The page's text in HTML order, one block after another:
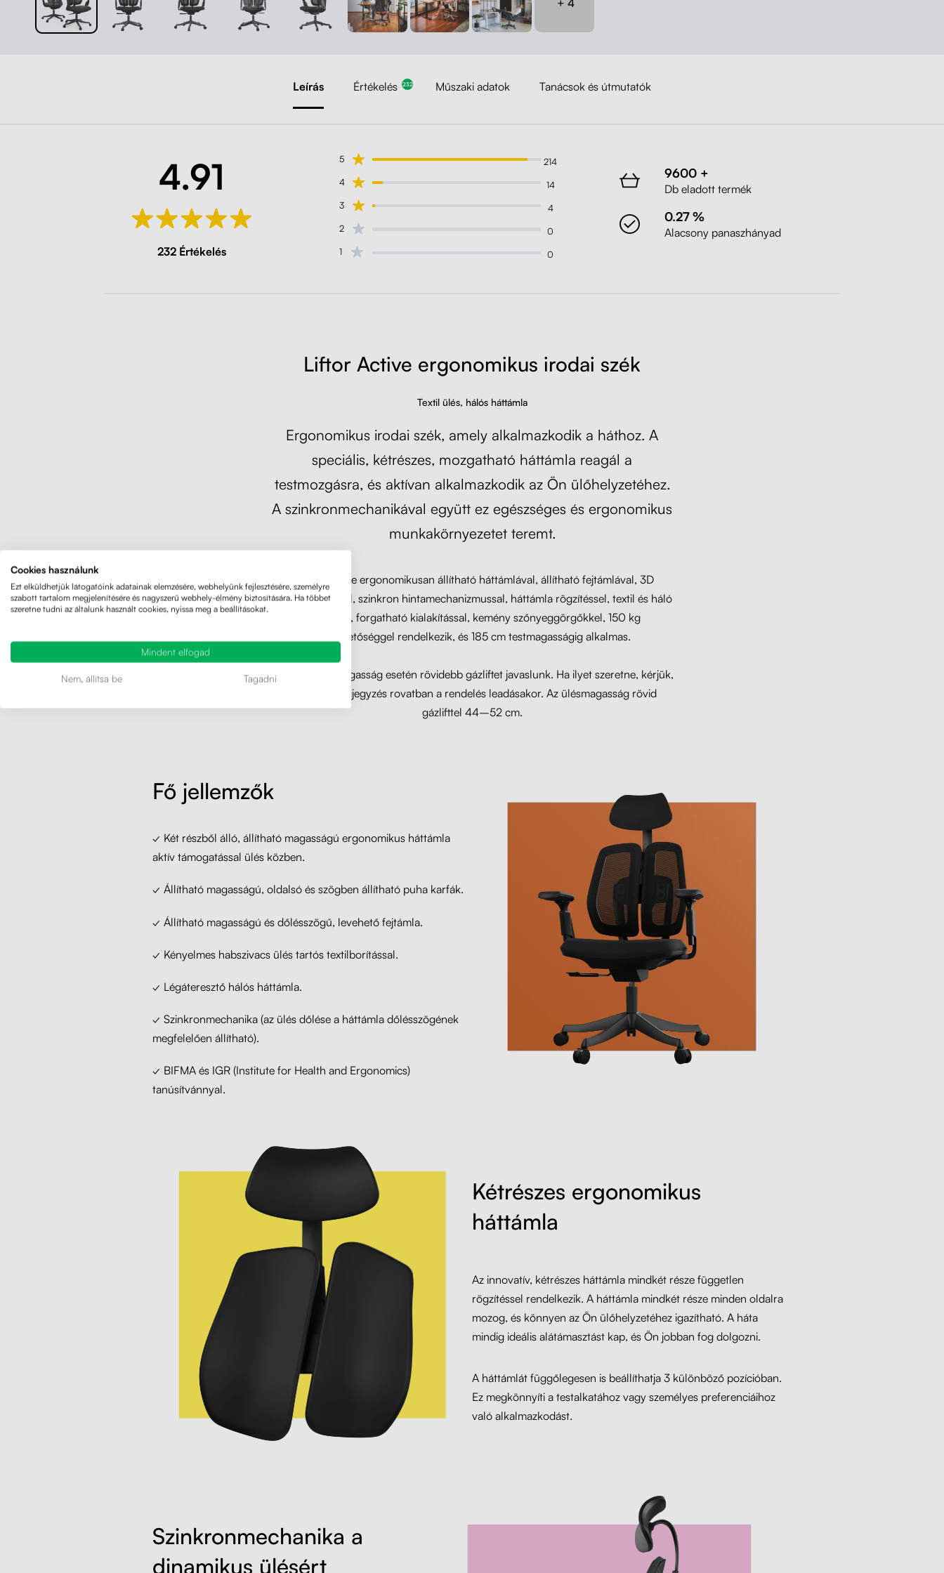
Leírás Értékelés 232 Műszaki adatok Tanácsok és útmutatók
4.91
232 Értékelés
5
214
4
14
3
4
2
0
1
0
9600 +
Db eladott termék
0.27 %
Alacsony panaszhányad
Liftor Active ergonomikus irodai szék
Textil ülés, hálós háttámla
Ergonomikus irodai szék, amely alkalmazkodik a háthoz. A
speciális, kétrészes, mozgatható háttámla reagál a
testmozgásra, és aktívan alkalmazkodik az Ön ülőhelyzetéhez.
A szinkronmechanikával együtt ez egészséges és ergonomikus
munkakörnyezetet teremt.
A Liftor Active ergonomikusan állítható háttámlával, állítható fejtámlával, 3D
állítható karfával, szinkron hintamechanizmussal, háttámla rögzítéssel, textil és háló
borítással, forgatható kialakítással, kemény szőnyeggörgőkkel, 150 kg
terhelhetőséggel rendelkezik, és 185 cm testmagasságig alkalmas.
170 cm alatti magasság esetén rövidebb gázliftet javaslunk. Ha ilyet szeretne, kérjük,
jelezze a megjegyzés rovatban a rendelés leadásakor. Az ülésmagasság rövid
gázlifttel 44–52 cm.
Fő jellemzők
✓ Két részből álló, állítható magasságú ergonomikus háttámla
aktív támogatással ülés közben.
✓ Állítható magasságú, oldalsó és szögben állítható puha karfák.
✓ Állítható magasságú és dőlésszögű, levehető fejtámla.
✓ Kényelmes habszivacs ülés tartós textilborítással.
✓ Légáteresztő hálós háttámla.
✓ Szinkronmechanika (az ülés dőlése a háttámla dőlésszögének
megfelelően állítható).
✓ BIFMA és IGR (Institute for Health and Ergonomics)
tanúsítvánnyal.
Kétrészes ergonomikus
háttámla
Az innovatív, kétrészes háttámla mindkét része független
rögzítéssel rendelkezik. A háttámla mindkét része minden oldalra
mozog, és könnyen az Ön ülőhelyzetéhez igazítható. A háta
mindig ideális alátámasztást kap, és Ön jobban fog dolgozni.
A háttámlát függőlegesen is beállíthatja 3 különböző pozícióban.
Ez megkönnyíti a testalkatához vagy személyes preferenciáihoz
való alkalmazkodást.
Szinkronmechanika a
dinamikus ülésért
Cookies használunk
Ezt elküldhetjük látogatóink adatainak elemzésére, webhelyünk fejlesztésére, személyre
szabott tartalom megjelenítésére és nagyszerű webhely-élmény biztosítására. Ha többet
szeretne tudni az általunk használt cookies, nyissa meg a beállításokat.
Mindent elfogad
Nem, állítsa be Tagadni